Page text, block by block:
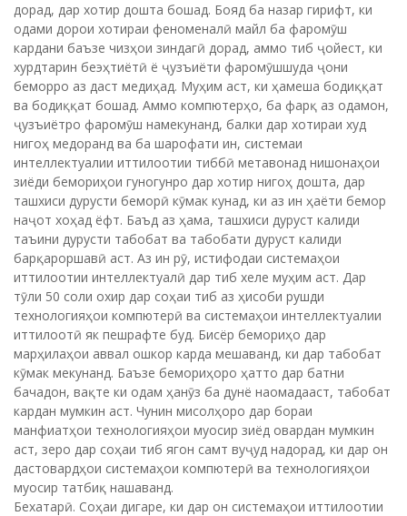
дорад, дар хотир дошта бошад. Бояд ба назар гирифт, ки
одами дорои хотираи феноменалӣ майл ба фаромӯш
кардани баъзе чизҳои зиндагӣ дорад, аммо тиб ҷойест, ки
хурдтарин беэҳтиётӣ ё ҷузъиёти фаромӯшшуда ҷони
беморро аз даст медиҳад. Муҳим аст, ки ҳамеша бодиққат
ва бодиққат бошад. Аммо компютерҳо, ба фарқ аз одамон,
ҷузъиётро фаромӯш намекунанд, балки дар хотираи худ
нигоҳ медоранд ва ба шарофати ин, системаи
интеллектуалии иттилоотии тиббӣ метавонад нишонаҳои
зиёди бемориҳои гуногунро дар хотир нигоҳ дошта, дар
ташхиси дурусти беморӣ кӯмак кунад, ки аз ин ҳаёти бемор
наҷот хоҳад ёфт. Баъд аз ҳама, ташхиси дуруст калиди
таъини дурусти табобат ва табобати дуруст калиди
барқароршавӣ аст. Аз ин рӯ, истифодаи системаҳои
иттилоотии интеллектуалӣ дар тиб хеле муҳим аст. Дар
тӯли 50 соли охир дар соҳаи тиб аз ҳисоби рушди
технологияҳои компютерӣ ва системаҳои интеллектуалии
иттилоотӣ як пешрафте буд. Бисёр бемориҳо дар
марҳилаҳои аввал ошкор карда мешаванд, ки дар табобат
кӯмак мекунанд. Баъзе бемориҳоро ҳатто дар батни
бачадон, вақте ки одам ҳанӯз ба дунё наомадааст, табобат
кардан мумкин аст. Чунин мисолҳоро дар бораи
манфиатҳои технологияҳои муосир зиёд овардан мумкин
аст, зеро дар соҳаи тиб ягон самт вуҷуд надорад, ки дар он
дастовардҳои системаҳои компютерӣ ва технологияҳои
муосир татбиқ нашаванд.
Бехатарӣ. Соҳаи дигаре, ки дар он системаҳои иттилоотии